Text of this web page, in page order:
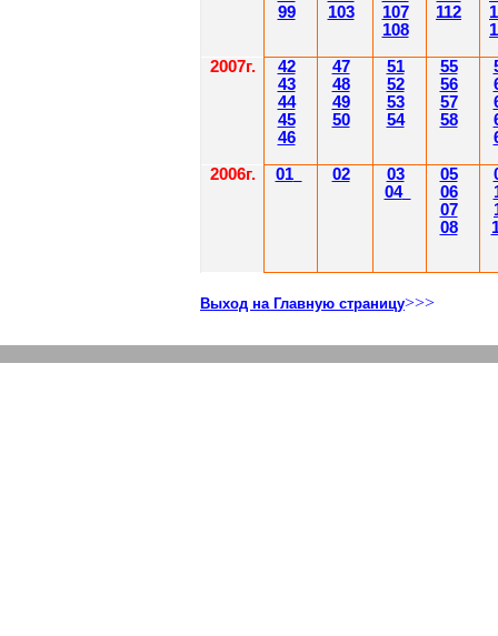
99
103
107
108
112
2007г.
42
43
44
45
46
47
48
49
50
51
52
53
54
55
56
57
58
2006г. 01 02
03
04
05
06
07
08
Выход на Главную страницу>>>